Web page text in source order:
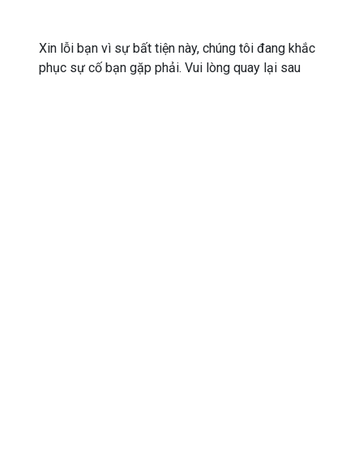
Xin lỗi bạn vì sự bất tiện này, chúng tôi đang khắc
phục sự cố bạn gặp phải. Vui lòng quay lại sau